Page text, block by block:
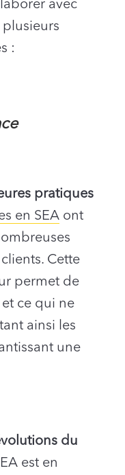
avec
:
pratiques
en SEAont
Cette
permet de
ce qui ne
ainsi les
une
du
est en